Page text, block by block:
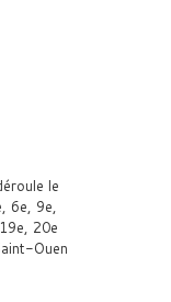
le
6e, 9e,
20e
Ouen